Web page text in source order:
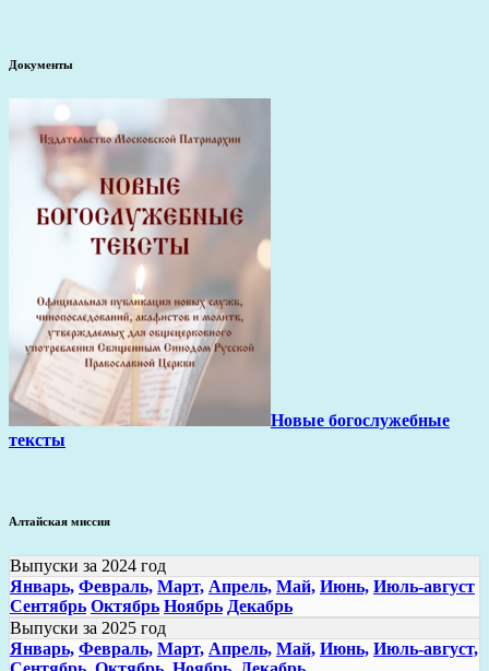
Документы
Новые богослужебные
тексты
Алтайская миссия
Выпуски за 2024 год
Январь, Февраль, Март, Апрель, Май, Июнь, Июль-август
Сентябрь Октябрь Ноябрь Декабрь
Выпуски за 2025 год
Январь, Февраль, Март, Апрель, Май, Июнь, Июль-август,